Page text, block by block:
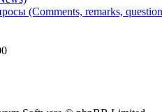
(Comments, remarks,